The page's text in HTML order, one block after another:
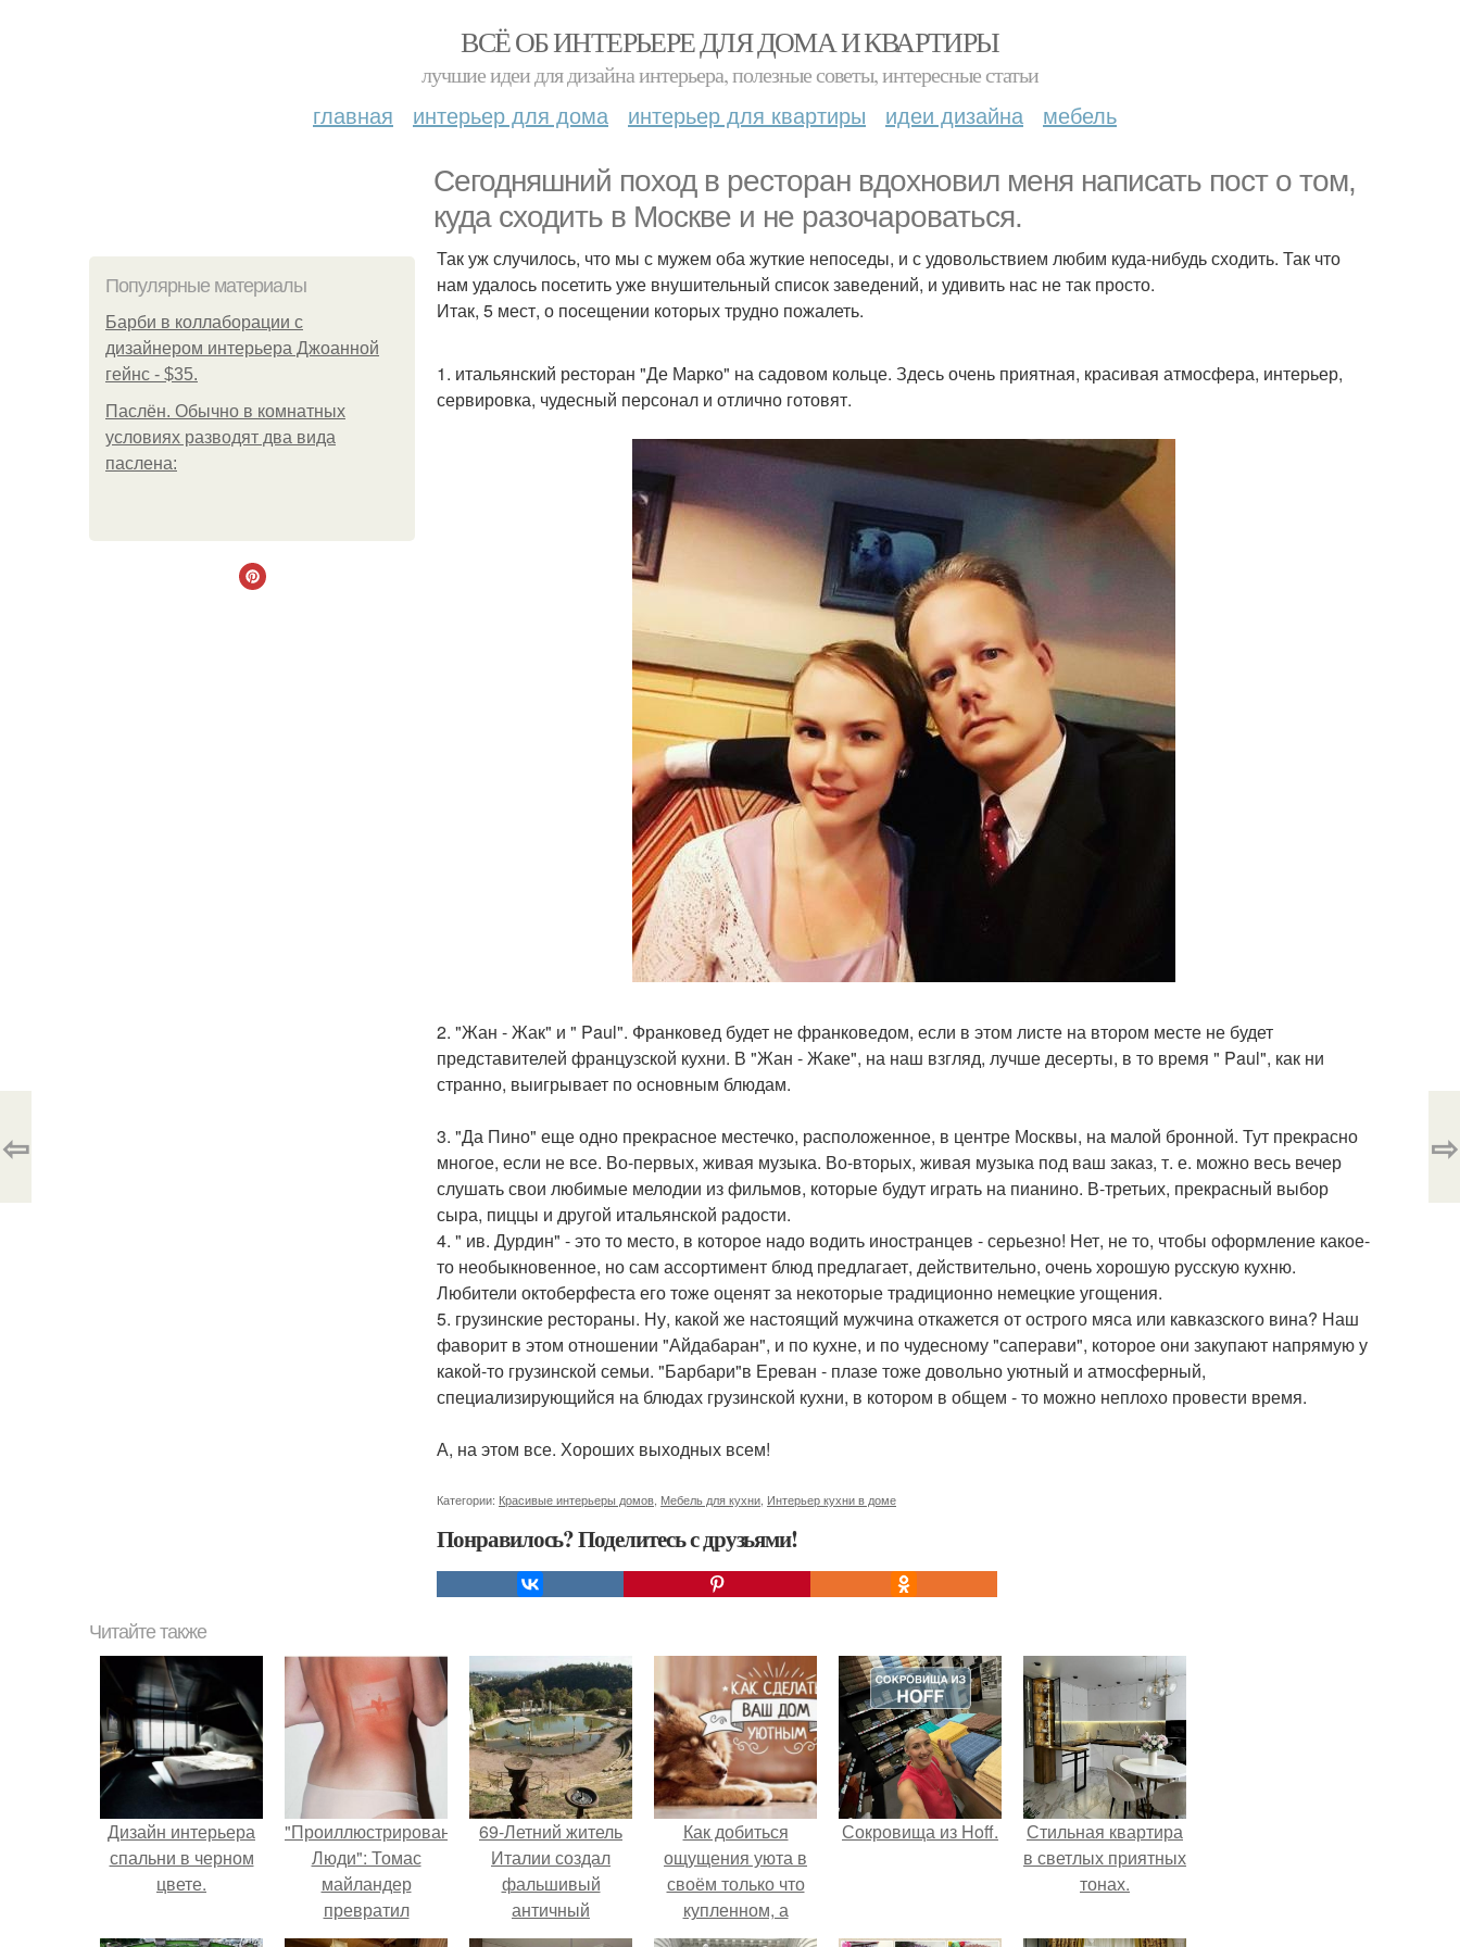
ВСЁ ОБ ИНТЕРЬЕРЕ ДЛЯ ДОМА И КВАРТИРЫ
лучшие идеи для дизайна интерьера, полезные советы, интересные статьи
главная интерьер для дома интерьер для квартиры идеи дизайна мебель
Сегодняшний поход в ресторан вдохновил меня написать пост о том,
куда сходить в Москве и не разочароваться.
Популярные материалы
Барби в коллаборации с
дизайнером интерьера Джоанной
гейнс - $35.
Паслён. Обычно в комнатных
условиях разводят два вида
паслена:
Так уж случилось, что мы с мужем оба жуткие непоседы, и с удовольствием любим куда-нибудь сходить. Так что
нам удалось посетить уже внушительный список заведений, и удивить нас не так просто.
Итак, 5 мест, о посещении которых трудно пожалеть.
1. итальянский ресторан "Де Марко" на садовом кольце. Здесь очень приятная, красивая атмосфера, интерьер,
сервировка, чудесный персонал и отлично готовят.
2. "Жан - Жак" и " Paul". Франковед будет не франковедом, если в этом листе на втором месте не будет
представителей французской кухни. В "Жан - Жаке", на наш взгляд, лучше десерты, в то время " Paul", как ни
странно, выигрывает по основным блюдам.
3. "Да Пино" еще одно прекрасное местечко, расположенное, в центре Москвы, на малой бронной. Тут прекрасно
многое, если не все. Во-первых, живая музыка. Во-вторых, живая музыка под ваш заказ, т. е. можно весь вечер
слушать свои любимые мелодии из фильмов, которые будут играть на пианино. В-третьих, прекрасный выбор
сыра, пиццы и другой итальянской радости.
4. " ив. Дурдин" - это то место, в которое надо водить иностранцев - серьезно! Нет, не то, чтобы оформление какое-
то необыкновенное, но сам ассортимент блюд предлагает, действительно, очень хорошую русскую кухню.
Любители октоберфеста его тоже оценят за некоторые традиционно немецкие угощения.
5. грузинские рестораны. Ну, какой же настоящий мужчина откажется от острого мяса или кавказского вина? Наш
фаворит в этом отношении "Айдабаран", и по кухне, и по чудесному "саперави", которое они закупают напрямую у
какой-то грузинской семьи. "Барбари"в Ереван - плазе тоже довольно уютный и атмосферный,
специализирующийся на блюдах грузинской кухни, в котором в общем - то можно неплохо провести время.
А, на этом все. Хороших выходных всем!
Категории: Красивые интерьеры домов Мебель для кухни Интерьер кухни в доме
Понравилось? Поделитесь с друзьями!
⇦ ⇨
Читайте также
Дизайн интерьера
спальни в черном
цвете.
"Проиллюстрированные
Люди": Томас
майландер
превратил
солнечные ожоги в
69-Летний житель
Италии создал
фальшивый
античный
амфитеатр и
Как добиться
ощущения уюта в
своём только что
купленном, а
может, уже
Сокровища из Hoff.
Стильная квартира
в светлых приятных
тонах.